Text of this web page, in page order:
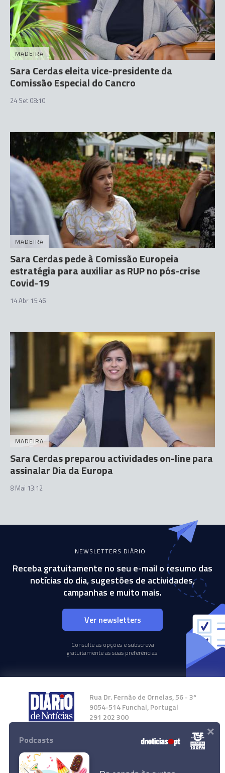
MADEIRA
Sara Cerdas eleita vice-presidente da
Comissão Especial do Cancro
24 Set 08:10
MADEIRA
Sara Cerdas pede à Comissão Europeia
estratégia para auxiliar as RUP no pós-crise
Covid-19
14 Abr 15:46
MADEIRA
Sara Cerdas preparou actividades on-line para
assinalar Dia da Europa
8 Mai 13:12
NEWSLETTERS DIÁRIO
Receba gratuitamente no seu e-mail o resumo das
notícias do dia, sugestões de actividades,
campanhas e muito mais.
Ver newsletters
Consulte as opções e subscreva
gratuitamente as suas preferências.
Rua Dr. Fernão de Ornelas, 56 - 3º
9054-514 Funchal, Portugal
291 202 300
Instale a nossa App
Podcasts ×